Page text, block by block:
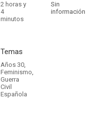
2 horas y
4
minutos
Sin
información
Temas
Años 30,
Feminismo,
Guerra
Civil
Española